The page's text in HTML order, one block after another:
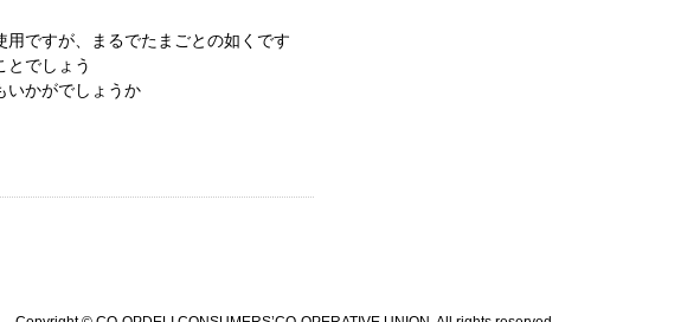
用ですが、まるでたまごとの如くです
でしょう
いかがでしょうか